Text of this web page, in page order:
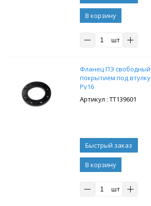
В корзину
шт
Фланец ПЭ свободный
покрытием под
Ру16
: ТТ139601
В корзину
шт